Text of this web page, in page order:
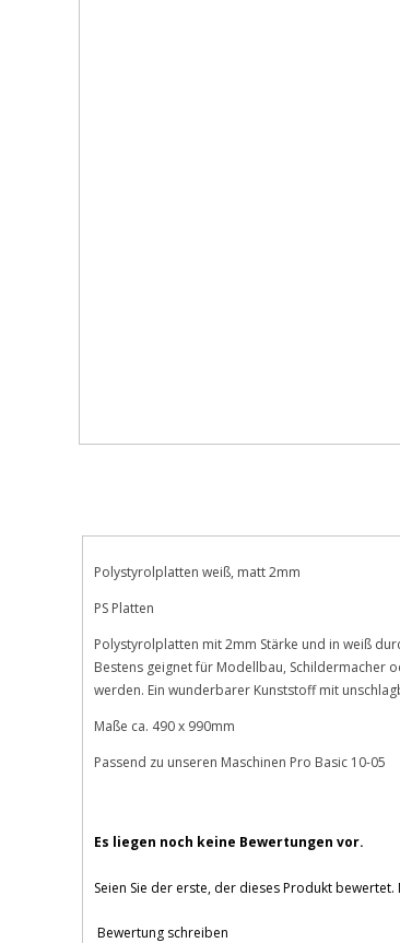
Polystyrolplatten weiß, matt 2mm
PS Platten
Polystyrolplatten mit 2mm Stärke und in weiß
Bestens geignet für Modellbau, Schildermacher
werden. Ein wunderbarer Kunststoff mit
Maße ca. 490 x 990mm
Passend zu unseren Maschinen Pro Basic 10-05
Es liegen noch keine Bewertungen vor.
Seien Sie der erste, der dieses Produkt
Bewertung schreiben